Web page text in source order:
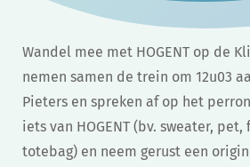
Wandel mee met HOGENT op de
nemen samen de trein om 12u03
Pieters en spreken af op het
iets van HOGENT (bv. sweater, pet,
totebag) en neem gerust een